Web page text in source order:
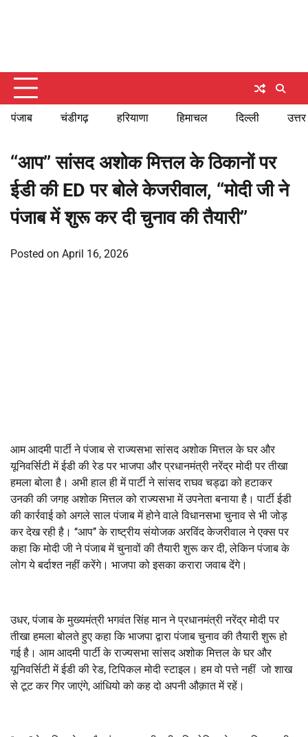
पंजाब चंडीगढ़ हरियाणा हिमाचल दिल्ली
‘‘आप’’ सांसद अशोक मित्तल के ठिकानों पर
ईडी की ED पर बोले केजरीवाल, ‘‘मोदी जी ने
पंजाब में शुरू कर दी चुनाव की तैयारी’’
Posted on April 16, 2026
आम आदमी पार्टी ने पंजाब से राज्यसभा सांसद अशोक मित्तल के घर और
यूनिवर्सिटी में ईडी की रेड पर भाजपा और प्रधानमंत्री नरेंद्र मोदी पर तीखा
हमला बोला है। अभी हाल ही में पार्टी ने सांसद राघव चड्ढा को हटाकर
उनकी की जगह अशोक मित्तल को राज्यसभा में उपनेता बनाया है। पार्टी ईडी
की कार्रवाई को अगले साल पंजाब में होने वाले विधानसभा चुनाव से भी जोड़
कर देख रही है। ‘‘आप’’ के राष्ट्रीय संयोजक अरविंद केजरीवाल ने एक्स पर
कहा कि मोदी जी ने पंजाब में चुनावों की तैयारी शुरू कर दी,लेकिन पंजाब के
लोग ये बर्दाश्त नहीं करेंगे। भाजपा को इसका करारा जवाब देंगे।
उधर,पंजाब के मुख्यमंत्री भगवंत सिंह मान ने प्रधानमंत्री नरेंद्र मोदी पर
तीखा हमला बोलते हुए कहा कि भाजपा द्वारा पंजाब चुनाव की तैयारी शुरू हो
गई है। आम आदमी पार्टी के राज्यसभा सांसद अशोक मित्तल के घर और
यूनिवर्सिटी में ईडी की रेड,टिपिकल मोदी स्टाइल। हम वो पत्ते नहीं जो शाख
से टूट कर गिर जाएंगे, आंधियो को कह दो अपनी औक़ात में रहें।